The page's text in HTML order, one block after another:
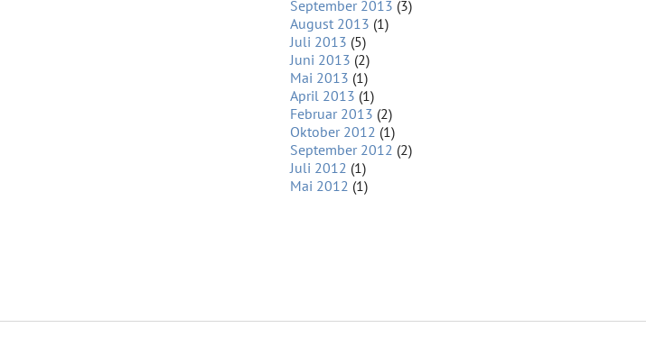
September 2013 (3)
August 2013 (1)
Juli 2013 (5)
Juni 2013 (2)
Mai 2013 (1)
April 2013 (1)
Februar 2013 (2)
Oktober 2012 (1)
September 2012 (2)
Juli 2012 (1)
Mai 2012 (1)